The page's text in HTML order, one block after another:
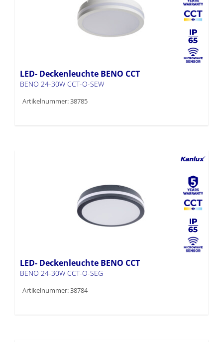
LED- Deckenleuchte BENO CCT
BENO 24-30W CCT-O-SEW
Artikelnummer: 38785
LED- Deckenleuchte BENO CCT
BENO 24-30W CCT-O-SEG
Artikelnummer: 38784